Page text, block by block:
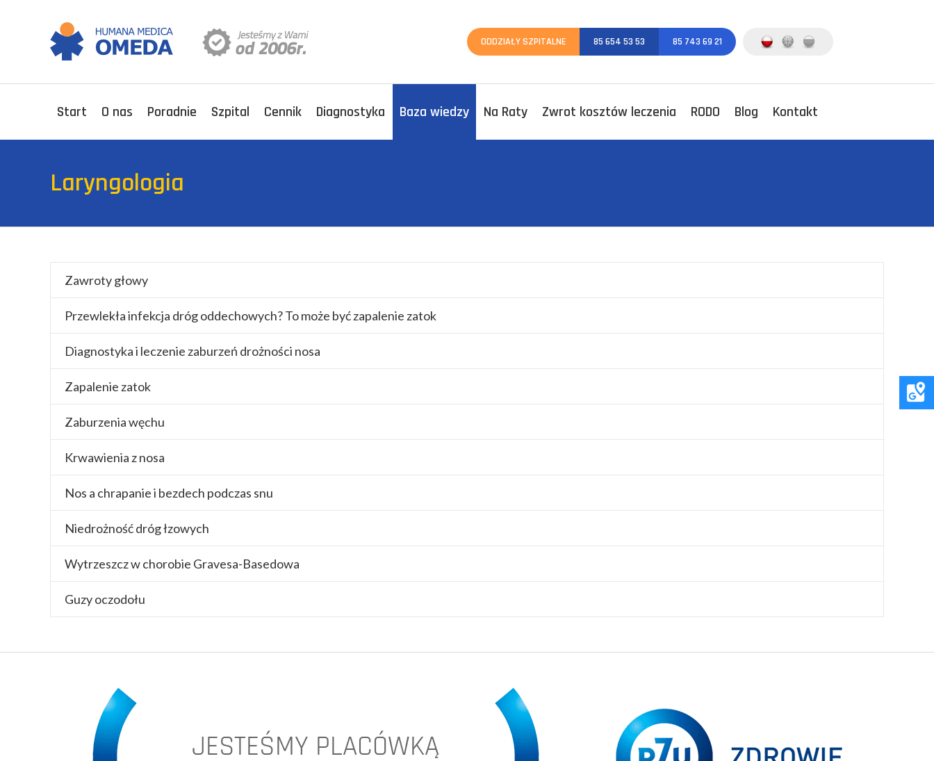
ODDZIAŁY SZPITALNE 85 654 53 53 85 743 69 21
Start O nas Poradnie Szpital Cennik Diagnostyka Baza wiedzy Na Raty Zwrot kosztów leczenia RODO Blog Kontakt
Laryngologia
Zawroty głowy
Przewlekła infekcja dróg oddechowych? To może być zapalenie zatok
Diagnostyka i leczenie zaburzeń drożności nosa
Zapalenie zatok
Zaburzenia węchu
Krwawienia z nosa
Nos a chrapanie i bezdech podczas snu
Niedrożność dróg łzowych
Wytrzeszcz w chorobie Gravesa-Basedowa
Guzy oczodołu